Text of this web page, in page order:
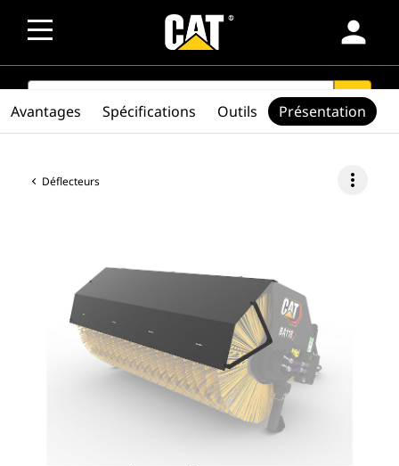
person
SEARCH search
Déflecteurs more_vert
Avantages Spécifications Outils Présentation